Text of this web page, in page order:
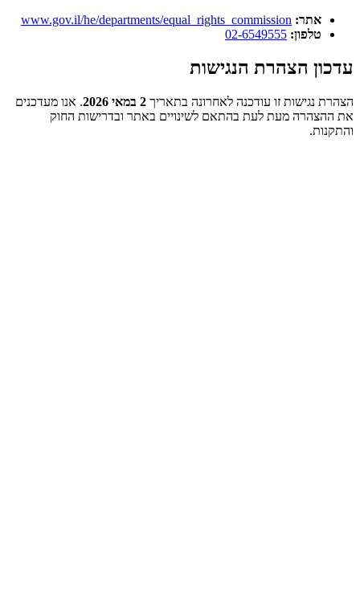
אתר: www.gov.il/he/departments/equal_rights_commission
טלפון: 02-6549555
עדכון הצהרת הנגישות
הצהרת נגישות זו עודכנה לאחרונה בתאריך 2 במאי 2026
. אנו מעדכנים
את ההצהרה מעת לעת בהתאם לשינויים באתר ובדרישות החוק
והתקנות.